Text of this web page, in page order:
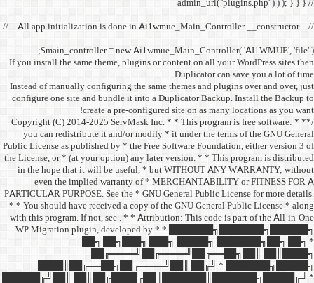
// = All app initialization is
$main_controller
If you install the same
Instead of manually
configure one site and
create a
/** * Copyright (C) 2014-
you can redistribute it
Public License as published
the License, or * (at your
in the hope that it will
even the implied
PARTICULAR PURPOSE.
* * You should have
with this program. If not,
WP Migration plugin,
██╗
██████╔╝██║